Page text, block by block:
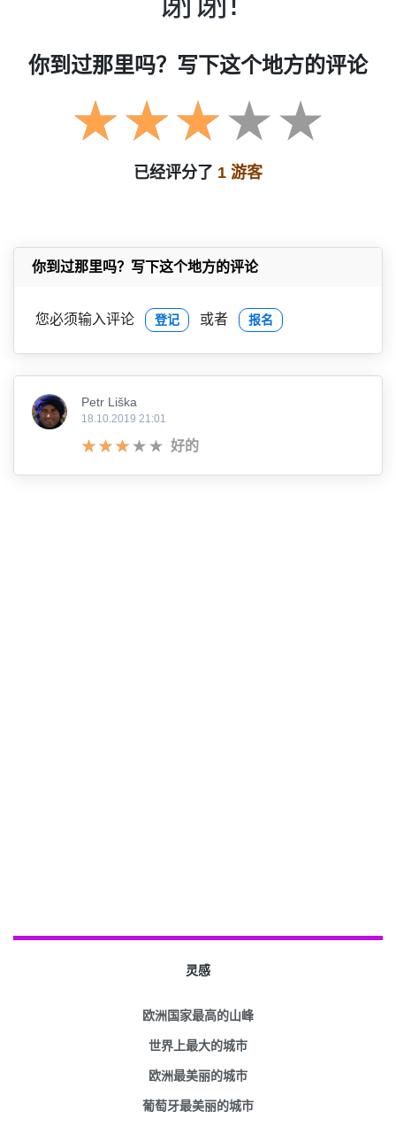
你到过那里吗？写下这个地方的评论
已经评分了 1 游客
你到过那里吗？写下这个地方的评论
您必须输入评论 登记 或者 报名
Petr Liška
18.10.2019 21:01
好的
灵感
欧洲国家最高的山峰
世界上最大的城市
欧洲最美丽的城市
葡萄牙最美丽的城市